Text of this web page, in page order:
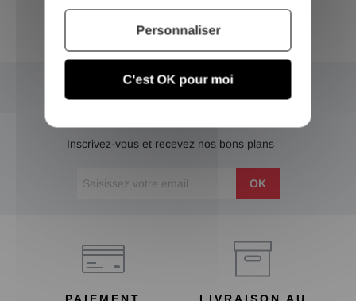
NEWSLETTER
Inscrivez-vous et recevez nos bons plans
OK
C'est OK pour moi
Personnaliser